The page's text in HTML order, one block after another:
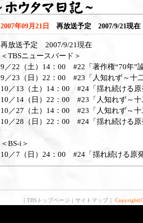
2007年09月21日 再放送予定 2007/9/21現在
再放送予定 2007/9/21現在
＜TBSニュースバード＞
9／22（土）14：00 #22「著作権“70年”論
9／23（日）22：00 #23「人知れず～十
10／13（土）14：00 #24「揺れ続ける
10／14（日）22：00 #23「人知れず～十
10／27（土）14：00 #23「人知れず～十
10／28（日）22：00 #24「揺れ続ける原
＜BS-i＞
10／7（日）24：00 #24「揺れ続ける原
｜ TBSトップページ ｜ サイトマップ ｜